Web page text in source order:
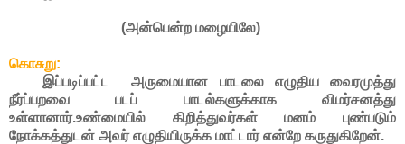
(அன்பென்ற மழையிலே)
கொசுறு:
இப்படிப்பட்ட அருமையான பாடலை எழுதிய வைரமுத்து
நீர்ப்பறவை படப் பாடல்களுக்காக விமர்சனத்து
உள்ளானார்.உண்மையில் கிறித்துவர்கள் மனம் புண்படும்
நோக்கத்துடன் அவர் எழுதியிருக்க மாட்டார் என்றே கருதுகிறேன்.